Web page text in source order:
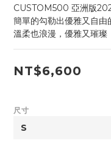
CUSTOM500 亞洲版
簡單的勾勒出優雅又自由
溫柔也浪漫，優雅又璀璨
NT$6,600
尺寸